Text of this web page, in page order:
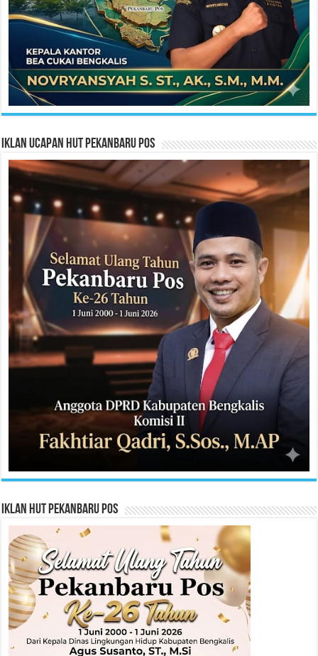
Iklan Ucapan HUT Pekanbaru Pos
Iklan HUT Pekanbaru Pos